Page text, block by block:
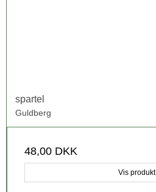
spartel
Guldberg
48,00 DKK
Vis produkt